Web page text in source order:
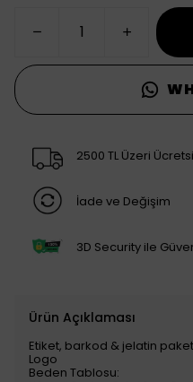
2500 TL Üzeri
İade ve Değişim
3D Security ile
Ürün Açıklaması
Etiket, barkod & jelatin
Logo
Beden Tablosu: